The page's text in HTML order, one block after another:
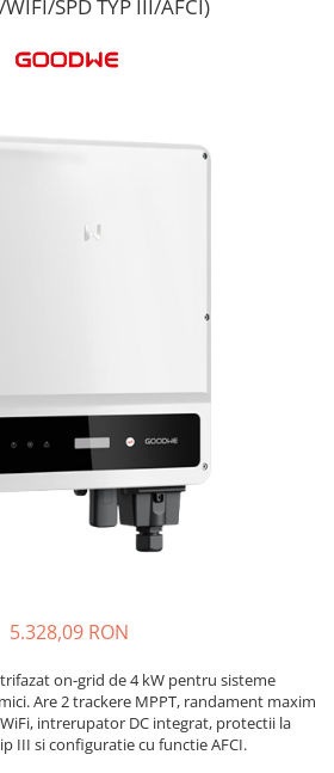
control
SPD TYP III/AFCI)
5.328,09 RON
on-grid de 4 kW pentru sisteme
Are 2 trackere MPPT, randament maxim
intrerupator DC integrat, protectii la
III si configuratie cu functie AFCI.